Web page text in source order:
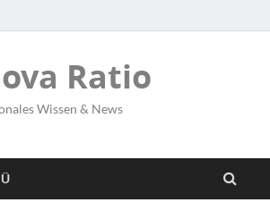
Ratio
Wissen & News